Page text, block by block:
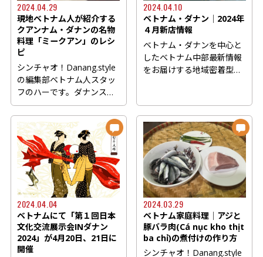
2024.04.29
現地ベトナム人が紹介する
クアンナム・ダナンの名物
料理「ミークアン」のレシ
ピ
シンチャオ！Danang.style
の編集部ベトナム人スタッ
フのハーです。ダナンスタ
イルでは毎月一回、ベトナ
ム人...
2024.04.10
ベトナム・ダナン│2024年
４月新店情報
ベトナム・ダナンを中心と
したベトナム中部最新情報
をお届けする地域密着型の
2024.04.04
ベトナムにて「第１回日本
文化交流展示会INダナン
2024」が4月20日、21日に
開催
2024.03.29
ベトナム家庭料理│アジと
豚バラ肉(Cá nục kho thịt
ba chỉ)の煮付けの作り方
シンチャオ！Danang.style